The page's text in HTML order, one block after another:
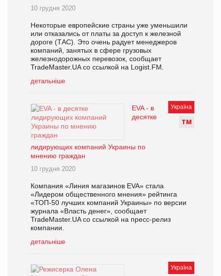
10 грудня 2020
Некоторые европейские страны уже уменьшили
или отказались от платы за доступ к железной
дороге (ТАС). Это очень радует менеджеров
компаний, занятых в сфере грузовых
железнодорожных перевозок, сообщает
TradeMaster.UA со ссылкой на Logist.FM.
детальніше
Україна
ТМ
EVA - в
десятке
лидирующих компаний Украины по
мнению граждан
10 грудня 2020
Компания «Линия магазинов EVA» стала
«Лидером общественного мнения» рейтинга
«ТОП-50 лучших компаний Украины» по версии
журнала «Власть денег», сообщает
TradeMaster.UA со ссылкой на пресс-релиз
компании.
детальніше
Україна